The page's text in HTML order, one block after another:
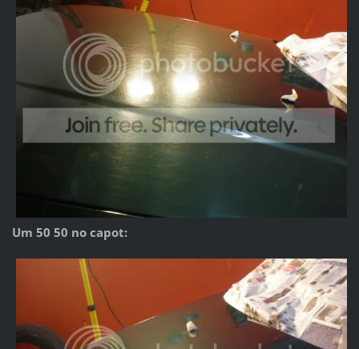
Um 50 50 no capot: